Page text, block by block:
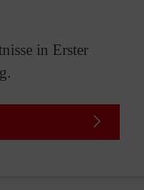
in Erster